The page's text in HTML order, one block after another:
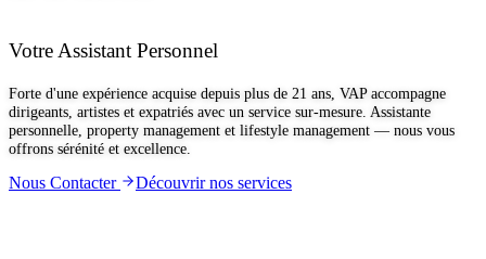
Votre Assistant Personnel
Forte d'une expérience acquise depuis plus de 21 ans, VAP accompagne
dirigeants, artistes et expatriés avec un service sur-mesure. Assistante
personnelle, property management et lifestyle management — nous vous
offrons sérénité et excellence.
Nous Contacter Découvrir nos services